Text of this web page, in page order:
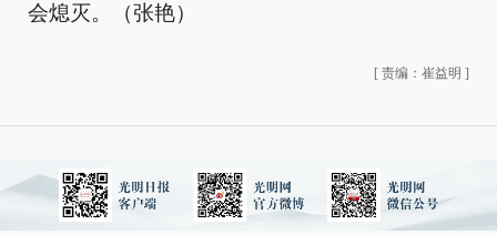
会熄灭。（张艳）
[ 责编：崔益明 ]